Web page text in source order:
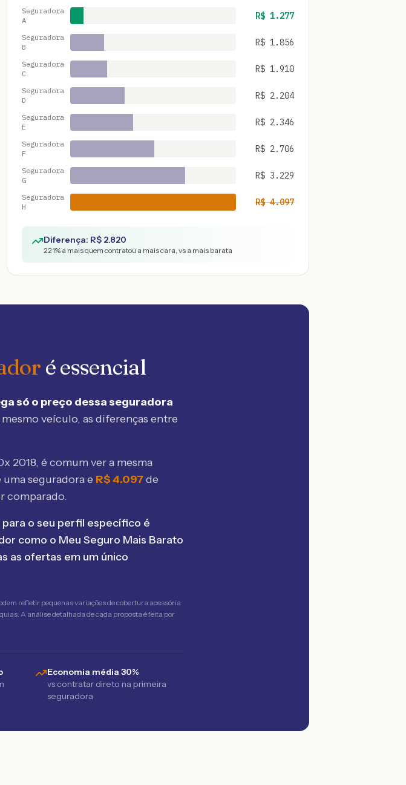
Seguradora
A
R$ 1.277
Seguradora
B
R$ 1.856
Seguradora
C
R$ 1.910
Seguradora
D
R$ 2.204
Seguradora
E
R$ 2.346
Seguradora
F
R$ 2.706
Seguradora
G
R$ 3.229
Seguradora
H
R$4.097
Diferença: R$ 2.820
221% a mais quem contratou a mais cara, vs a mais barata
é essencial
só o preço dessa seguradora
veículo, as diferenças entre
2018, é comum ver a mesma
uma seguradora e R$4.097de
comparado.
o seu perfil específico é
como o Meu Seguro Mais Barato
as ofertas em um único
refletir pequenas variações de cobertura acessória
A análise detalhada de cada proposta é feita por
Economia média 30%
vs contratar direto na primeira
seguradora